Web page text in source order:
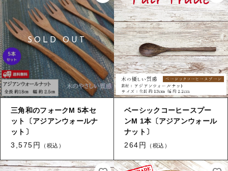
三角和のフォークM 5本セ
ット〔アジアンウォールナ
ット〕
3,575円
（税込）
ベーシックコーヒースプー
ンM 1本〔アジアンウォール
ナット〕
264円
（税込）